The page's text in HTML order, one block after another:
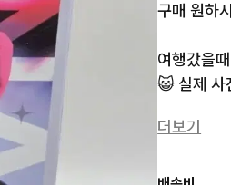
구매 원하
여행갔을
😺 실제 사
상태 확인
더보기